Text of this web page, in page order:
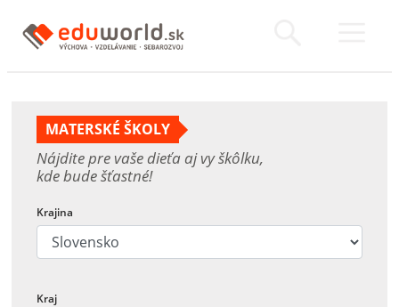
MATERSKÉ ŠKOLY
Nájdite pre vaše dieťa aj vy škôlku,
kde bude šťastné!
Krajina
Kraj